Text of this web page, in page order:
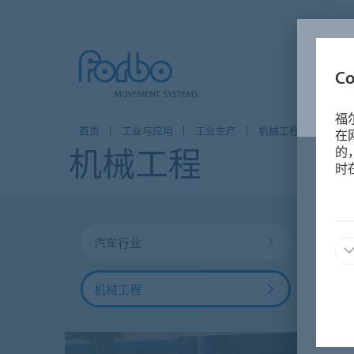
首页 工业与应用 工业生产 机械工程
机械工程
汽车行业
机械工程
福
在
的
时